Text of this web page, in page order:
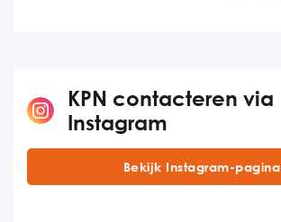
KPN contacteren via
Instagram
Bekijk Instagram-pagina